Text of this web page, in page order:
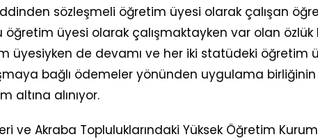
sözleşmeli öğretim üyesi olarak çalışan
üyesi olarak çalışmaktayken var olan özlük
üyesiyken de devamı ve her iki statüdeki öğretim
bağlı ödemeler yönünden uygulama birliğinin
altına alınıyor.
ve Akraba Topluluklarındaki Yüksek Öğretim